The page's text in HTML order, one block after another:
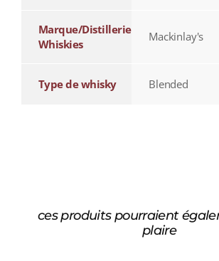
Marque/Distillerie
Whiskies
Mackinlay's
Type de whisky Blended
ces produits pourraient
plaire